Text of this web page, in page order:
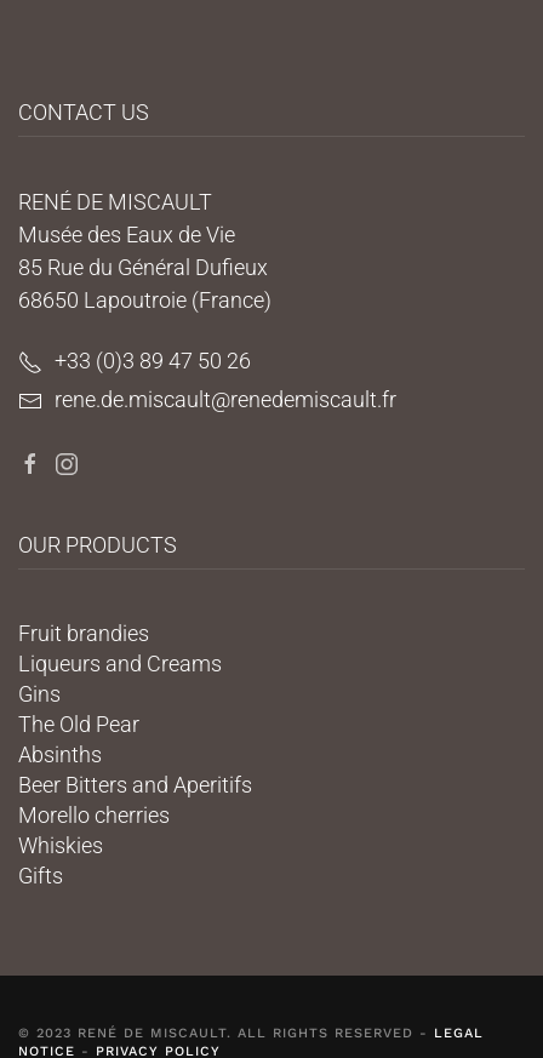
CONTACT US
RENÉ DE MISCAULT
Musée des Eaux de Vie
85 Rue du Général Dufieux
68650 Lapoutroie (France)
+33 (0)3 89 47 50 26
rene.de.miscault@renedemiscault.fr
OUR PRODUCTS
Fruit brandies
Liqueurs and Creams
Gins
The Old Pear
Absinths
Beer Bitters and Aperitifs
Morello cherries
Whiskies
Gifts
© 2023 RENÉ DE MISCAULT. ALL RIGHTS RESERVED - LEGAL
NOTICE - PRIVACY POLICY